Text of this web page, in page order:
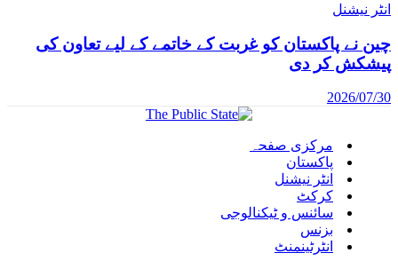
انٹر نیشنل
چین نے پاکستان کو غربت کے خاتمے کے لیے تعاون کی
پیشکش کر دی
2026/07/30
مرکزی صفحہ
پاکستان
انٹر نیشنل
کرکٹ
سائنس و ٹیکنالوجی
بزنس
انٹرٹینمنٹ